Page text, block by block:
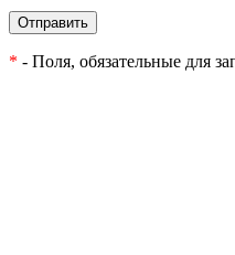
Отправить
* - Поля, обязательные для